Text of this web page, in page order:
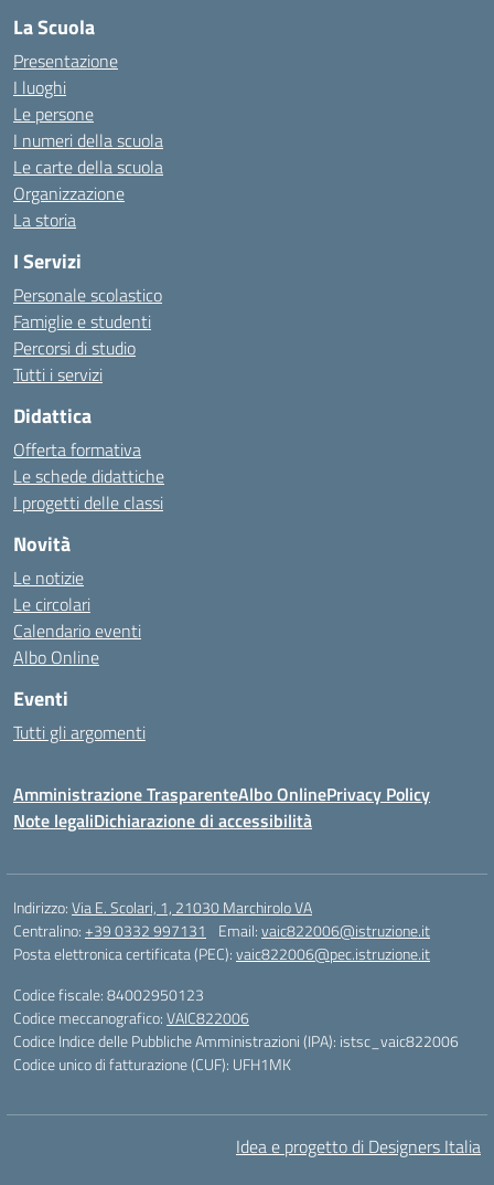
La Scuola
Presentazione
I luoghi
Le persone
I numeri della scuola
Le carte della scuola
Organizzazione
La storia
I Servizi
Personale scolastico
Famiglie e studenti
Percorsi di studio
Tutti i servizi
Didattica
Offerta formativa
Le schede didattiche
I progetti delle classi
Novità
Le notizie
Le circolari
Calendario eventi
Albo Online
Eventi
Tutti gli argomenti
Amministrazione TrasparenteAlbo OnlinePrivacy Policy
Note legaliDichiarazione di accessibilità
Indirizzo:Via E. Scolari, 1, 21030 Marchirolo VA
Centralino:+39 0332 997131 Email:vaic822006@istruzione.it
Posta elettronica certificata (PEC):vaic822006@pec.istruzione.it
Codice fiscale: 84002950123
Codice meccanografico:VAIC822006
Codice Indice delle Pubbliche Amministrazioni (IPA): istsc_vaic822006
Codice unico di fatturazione (CUF): UFH1MK
Idea e progetto di Designers Italia